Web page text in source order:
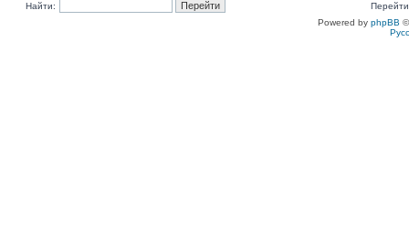
Найти:
Powered by phpBB